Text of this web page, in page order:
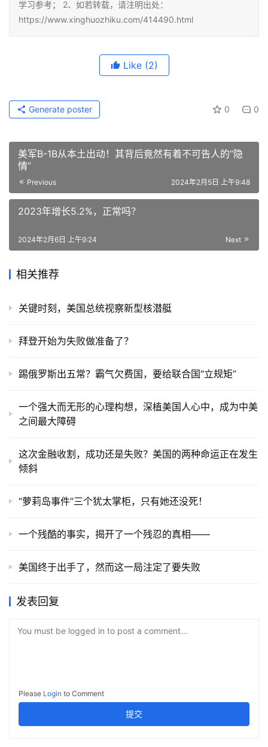
学习参考； 2、如若转载，请注明出处：
https://www.xinghuozhiku.com/414490.html
Like (2)
0 0
Generate poster
美军B-1B从本土出动！其背后竟然有着不可告人的“隐
情”
Previous 2024年2月5日 上午9:48
2023年增长5.2%，正常吗？
Next
2024年2月6日 上午9:24
相关推荐
关键时刻，美国总统视察新型核潜艇
拜登开始为失败做准备了？
踢俄罗斯出五常？霸气欠费国，要给联合国“立规矩”
一个强大而无形的心理构想，深植美国人心中，成为中美
之间最大障碍
这次金融收割，成功还是失败？美国的两种命运正在发生
倾斜
“萝莉岛事件”三个犹太掌柜，只有她还没死！
一个残酷的事实，揭开了一个残忍的真相——
美国终于出手了，然而这一局注定了要失败
发表回复
You must be logged in to post a comment...
Please Login to Comment
提交